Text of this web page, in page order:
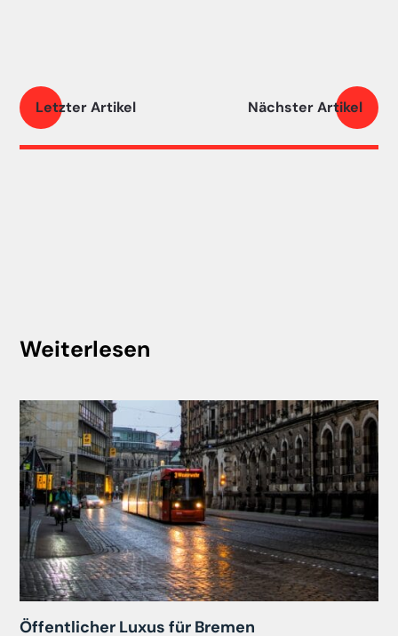
Letzter Artikel Nächster Artikel
Weiterlesen
Öffentlicher Luxus für Bremen